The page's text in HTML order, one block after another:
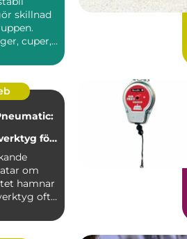
skillnad
cuper,
för
om
hamnar
ofta